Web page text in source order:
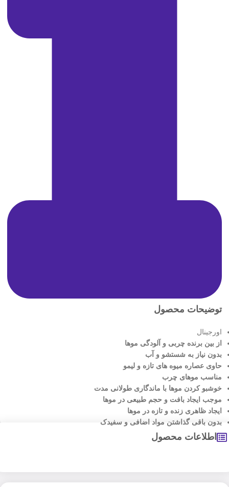
توضیحات محصول
اورجینال
از بین برنده چربی و آلودگی موها
بدون نیاز به شستشو و آب
حاوی عصاره میوه های تازه و لیمو
مناسب موهای چرب
خوشبو کردن موها با ماندگاری طولانی مدت
موجب ایجاد بافت و حجم طبیعی در موها
ایجاد ظاهری زنده و تازه در موها
بدون باقی گذاشتن مواد اضافی و سفیدک
اطلاعات محصول